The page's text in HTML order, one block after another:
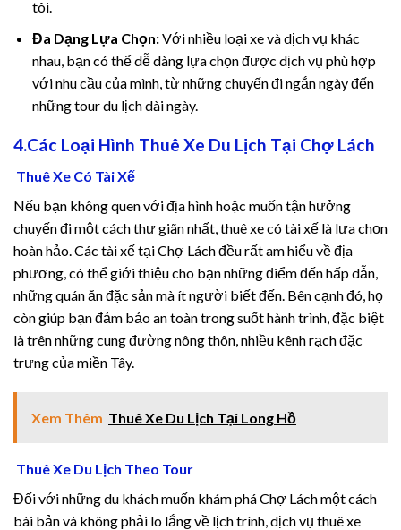
al
tôi.
Đa Dạng Lựa Chọn:Với nhiều loại xe và dịch vụ khác
nhau, bạn có thể dễ dàng lựa chọn được dịch vụ phù hợp
với nhu cầu của mình, từ những chuyến đi ngắn ngày đến
những tour du lịch dài ngày.
4.Các Loại Hình Thuê Xe Du Lịch Tại Chợ Lách
Thuê Xe Có Tài Xế
Nếu bạn không quen với địa hình hoặc muốn tận hưởng
chuyến đi một cách thư giãn nhất, thuê xe có tài xế là lựa chọn
hoàn hảo. Các tài xế tại Chợ Lách đều rất am hiểu về địa
phương, có thể giới thiệu cho bạn những điểm đến hấp dẫn,
những quán ăn đặc sản mà ít người biết đến. Bên cạnh đó, họ
còn giúp bạn đảm bảo an toàn trong suốt hành trình, đặc biệt
là trên những cung đường nông thôn, nhiều kênh rạch đặc
trưng của miền Tây.
Xem Thêm Thuê Xe Du Lịch Tại Long Hồ
Thuê Xe Du Lịch Theo Tour
Đối với những du khách muốn khám phá Chợ Lách một cách
bài bản và không phải lo lắng về lịch trình, dịch vụ thuê xe